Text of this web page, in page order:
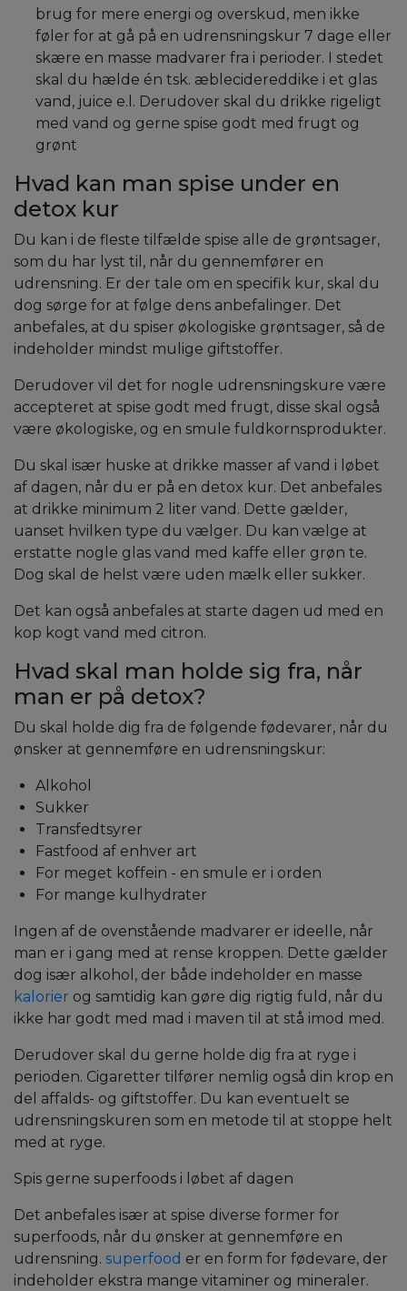
brug for mere energi og overskud, men ikke
føler for at gå på en udrensningskur 7 dage eller
skære en masse madvarer fra i perioder. I stedet
skal du hælde én tsk. æblecidereddike i et glas
vand, juice e.l. Derudover skal du drikke rigeligt
med vand og gerne spise godt med frugt og
grønt
Hvad kan man spise under en
detox kur
Du kan i de fleste tilfælde spise alle de grøntsager,
som du har lyst til, når du gennemfører en
udrensning. Er der tale om en specifik kur, skal du
dog sørge for at følge dens anbefalinger. Det
anbefales, at du spiser økologiske grøntsager, så de
indeholder mindst mulige giftstoffer.
Derudover vil det for nogle udrensningskure være
accepteret at spise godt med frugt, disse skal også
være økologiske, og en smule fuldkornsprodukter.
Du skal især huske at drikke masser af vand i løbet
af dagen, når du er på en detox kur. Det anbefales
at drikke minimum 2 liter vand. Dette gælder,
uanset hvilken type du vælger. Du kan vælge at
erstatte nogle glas vand med kaffe eller grøn te.
Dog skal de helst være uden mælk eller sukker.
Det kan også anbefales at starte dagen ud med en
kop kogt vand med citron.
Hvad skal man holde sig fra, når
man er på detox?
Du skal holde dig fra de følgende fødevarer, når du
ønsker at gennemføre en udrensningskur:
Alkohol
Sukker
Transfedtsyrer
Fastfood af enhver art
For meget koffein - en smule er i orden
For mange kulhydrater
Ingen af de ovenstående madvarer er ideelle, når
man er i gang med at rense kroppen. Dette gælder
dog især alkohol, der både indeholder en masse
kalorier og samtidig kan gøre dig rigtig fuld, når du
ikke har godt med mad i maven til at stå imod med.
Derudover skal du gerne holde dig fra at ryge i
perioden. Cigaretter tilfører nemlig også din krop en
del affalds- og giftstoffer. Du kan eventuelt se
udrensningskuren som en metode til at stoppe helt
med at ryge.
Spis gerne superfoods i løbet af dagen
Det anbefales især at spise diverse former for
superfoods, når du ønsker at gennemføre en
udrensning. superfood er en form for fødevare, der
indeholder ekstra mange vitaminer og mineraler.